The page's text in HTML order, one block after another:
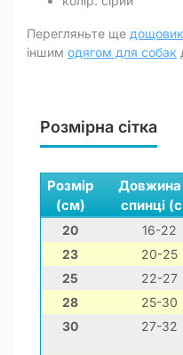
Перегляньте ще
іншим одягом для собак
Розмірна сітка
Розмір
(см)
Довжина
спинці
20 16-22
23
20-25
25
22-27
28
25-30
30
27-32